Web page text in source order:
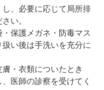
、必要に応じて局所排
い。
保護メガネ・防毒マス
い後は手洗いを充分に
・衣類についたとき
医師の診察を受けてく